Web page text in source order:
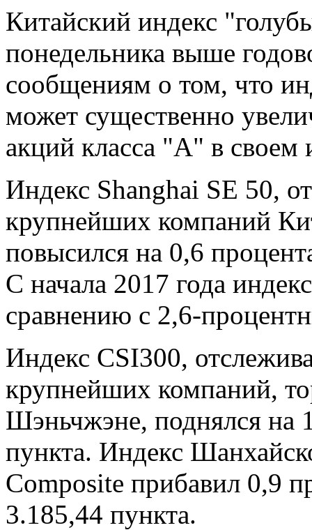
Китайский индекс
понедельника выше
сообщениям о том, что
может существенно
акций класса "А" в своем
Индекс Shanghai SE 50,
крупнейших компаний
повысился на 0,6
С начала 2017 года
сравнению с 2,6-
Индекс CSI300,
крупнейших компаний,
Шэньчжэне, поднялся на
пункта. Индекс
Composite прибавил 0,9
3.185,44 пункта.